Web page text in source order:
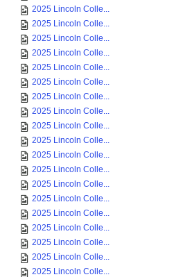
2025 Lincoln Colle...
2025 Lincoln Colle...
2025 Lincoln Colle...
2025 Lincoln Colle...
2025 Lincoln Colle...
2025 Lincoln Colle...
2025 Lincoln Colle...
2025 Lincoln Colle...
2025 Lincoln Colle...
2025 Lincoln Colle...
2025 Lincoln Colle...
2025 Lincoln Colle...
2025 Lincoln Colle...
2025 Lincoln Colle...
2025 Lincoln Colle...
2025 Lincoln Colle...
2025 Lincoln Colle...
2025 Lincoln Colle...
2025 Lincoln Colle...